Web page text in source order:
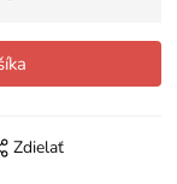
Zdielať